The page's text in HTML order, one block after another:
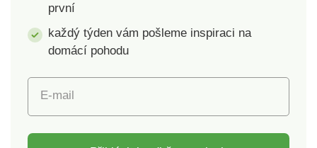
první
každý týden vám pošleme inspiraci na
domácí pohodu
E-mail